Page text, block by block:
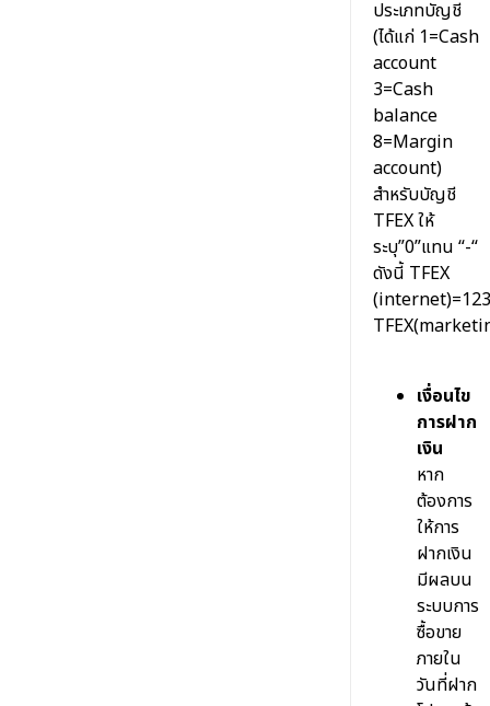
ประเภทบัญชี
(ได้แก่ 1=Cash
account
3=Cash
balance
8=Margin
account)
สำหรับบัญชี
TFEX ให้
ระบุ”0”แทน “-“
ดังนี้ TFEX
เงื่อนไข
การฝาก
เงิน
หาก
ต้องการ
ให้การ
ฝากเงิน
มีผลบน
ระบบการ
ซื้อขาย
ภายใน
วันที่ฝาก